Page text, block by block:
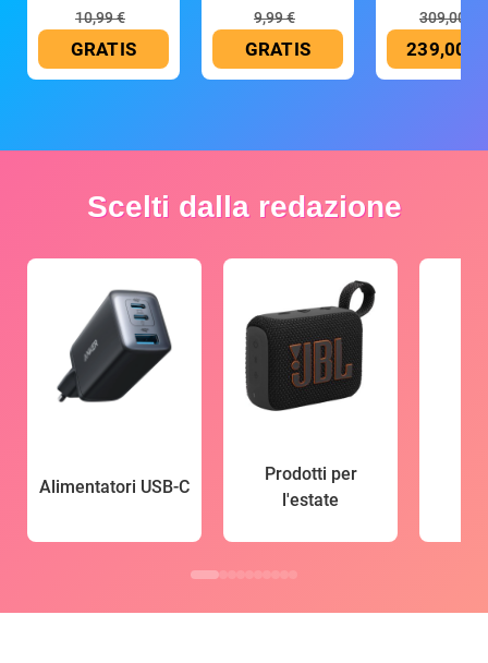
10,99 €
GRATIS
9,99 €
GRATIS
309,00 €
239,00 €
Scelti dalla redazione
Alimentatori USB-C
Prodotti per
l'estate